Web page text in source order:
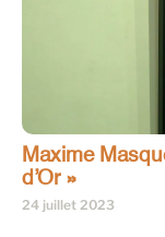
Maxime
d’Or »
24 juillet 2023